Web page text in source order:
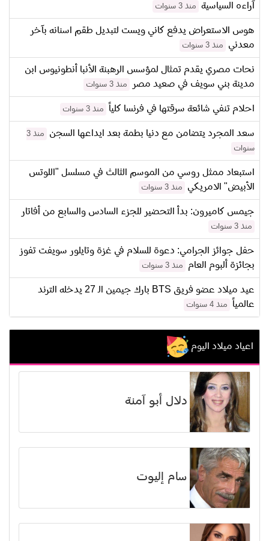
آراءه السياسية
منذ 3 سنوات
هوس الاستعراض يدفع كاني ويست لتبديل طقم اسنانه بآخر
معدني
منذ 3 سنوات
نحات مصري يقدم تمثال لمؤسس الرهبنة الأنبا أنطونيوس ابن
مدينة بني سويف في صعيد مصر
منذ 3 سنوات
احلام تنفي شائعة سرقتها في فرنسا كلياً منذ 3 سنوات
سعد المجرد يتضامن مع دنيا بطمة بعد ايداعها السجن
منذ 3
سنوات
استبعاد ممثل روسي من الموسم الثالث في مسلسل "اللوتس
الأبيض" الامريكي
منذ 3 سنوات
جيمس كاميرون: بدأ التحضير للجزء السادس والسابع من أفاتار
منذ 3 سنوات
حفل جوائز الجرامي: دعوة للسلام في غزة وتايلور سويفت تفوز
بجائزة ألبوم العام
منذ 3 سنوات
عيد ميلاد عضو فريق BTS بارك جيمين الـ 27 يدخله الترند
عالمياً
منذ 4 سنوات
اعياد ميلاد اليوم
دلال أبو آمنة
سام إليوت